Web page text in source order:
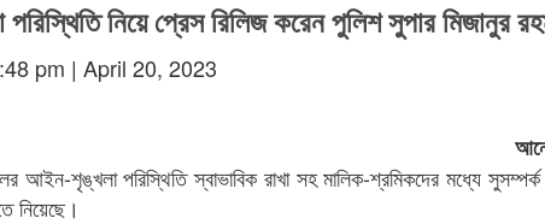
নিয়ে প্রেস রিলিজ করেন পুলিশ সুপার মিজানুর
pm | April 20, 2023
আইন-শৃঙ্খলা পরিস্থিতি স্বাভাবিক রাখা সহ মালিক-শ্রমিকদের মধ্যে
নিয়েছে।